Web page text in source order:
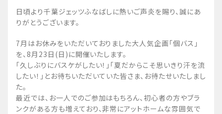
日頃より千葉ジェッツふなばしに熱いご声炎を賜り、誠にあ
りがとうございます。
7月はお休みをいただいておりました大人気企画「個バス」
を、8月23日(日)に開催いたします。
「久しぶりにバスケがしたい！」「夏だからこそ思いきり汗を流
したい！」とお待ちいただいていた皆さま、お待たせいたしまし
た。
最近では、お一人でのご参加はもちろん、初心者の方やブラ
ンクがある方も増えており、非常にアットホームな雰囲気で